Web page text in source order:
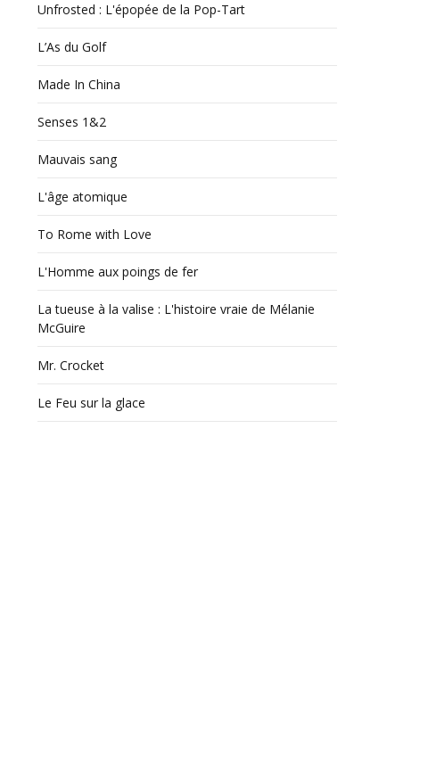
Unfrosted : L'épopée de la Pop-Tart
L’As du Golf
Made In China
Senses 1&2
Mauvais sang
L'âge atomique
To Rome with Love
L'Homme aux poings de fer
La tueuse à la valise : L'histoire vraie de Mélanie
McGuire
Mr. Crocket
Le Feu sur la glace